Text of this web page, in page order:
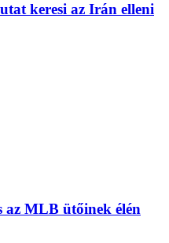
keresi az Irán elleni
MLB ütőinek élén